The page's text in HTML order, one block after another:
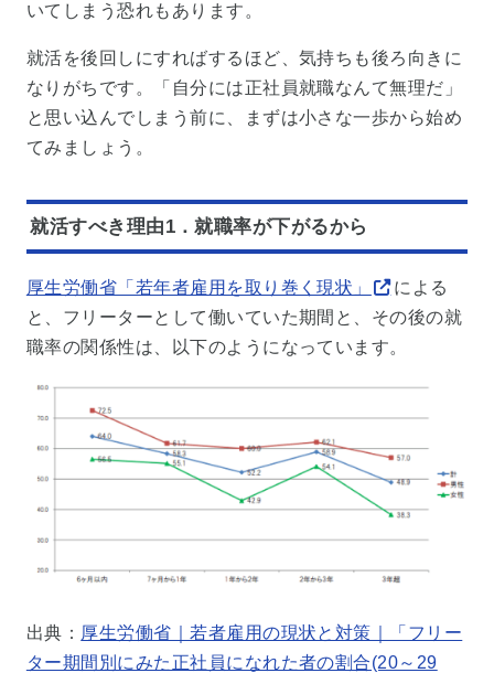
いてしまう恐れもあります。
就活を後回しにすればするほど、気持ちも後ろ向きに
なりがちです。「自分には正社員就職なんて無理だ」
と思い込んでしまう前に、まずは小さな一歩から始め
てみましょう。
就活すべき理由1．就職率が下がるから
厚生労働省「若年者雇用を取り巻く現状」
による
と、フリーターとして働いていた期間と、その後の就
職率の関係性は、以下のようになっています。
出典： 厚生労働省｜若者雇用の現状と対策｜「フリー
ター期間別にみた正社員になれた者の割合(20～29